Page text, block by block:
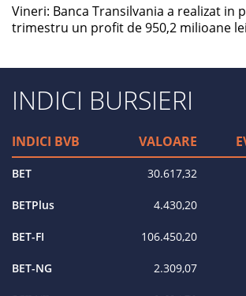
Vineri: Banca Transilvania a realizat in
trimestru un profit de 950,2 milioane
INDICI BURSIERI
INDICI BVB VALOARE
BET 30.617,32
BETPlus 4.430,20
BET-FI 106.450,20
BET-NG 2.309,07